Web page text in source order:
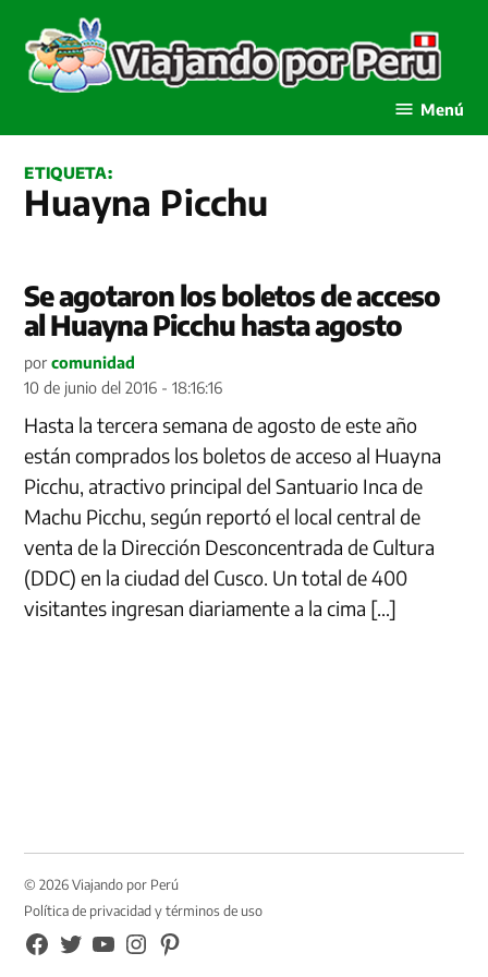
contenido
Menú
ETIQUETA:
Huayna Picchu
Se agotaron los boletos de acceso
al Huayna Picchu hasta agosto
por comunidad
10 de junio del 2016 - 18:16:16
Hasta la tercera semana de agosto de este año
están comprados los boletos de acceso al Huayna
Picchu, atractivo principal del Santuario Inca de
Machu Picchu, según reportó el local central de
venta de la Dirección Desconcentrada de Cultura
(DDC) en la ciudad del Cusco. Un total de 400
visitantes ingresan diariamente a la cima […]
© 2026 Viajando por Perú
Política de privacidad y términos de uso
FB
TW YouTubeInstagramPinterest